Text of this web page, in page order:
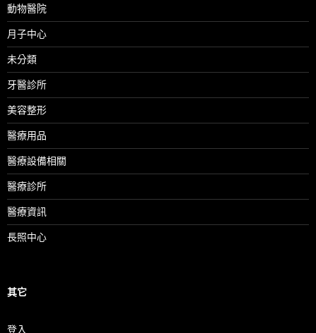
動物醫院
月子中心
未分類
牙醫診所
美容整形
醫療用品
醫療設備相關
醫療診所
醫療資訊
長照中心
其它
登入